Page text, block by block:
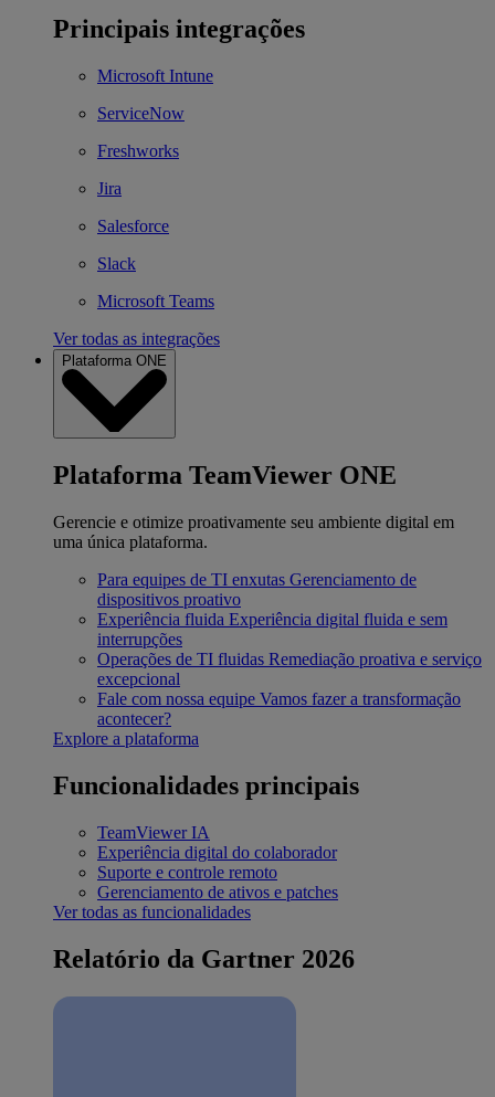
Principais integrações
Microsoft Intune
ServiceNow
Freshworks
Jira
Salesforce
Slack
Microsoft Teams
Ver todas as integrações
Plataforma ONE
Plataforma TeamViewer ONE
Gerencie e otimize proativamente seu ambiente digital em
uma única plataforma.
Para equipes de TI enxutas Gerenciamento de
dispositivos proativo
Experiência fluida Experiência digital fluida e sem
interrupções
Operações de TI fluidas Remediação proativa e serviço
excepcional
Fale com nossa equipe Vamos fazer a transformação
acontecer?
Explore a plataforma
Funcionalidades principais
TeamViewer IA
Experiência digital do colaborador
Suporte e controle remoto
Gerenciamento de ativos e patches
Ver todas as funcionalidades
Relatório da Gartner 2026